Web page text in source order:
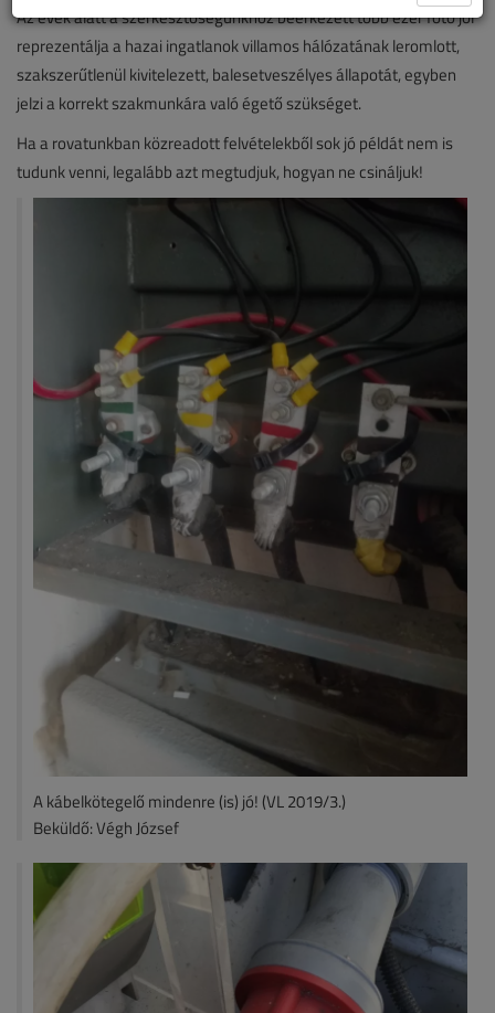
Az évek alatt a szerkesztőségünkhöz beérkezett több ezer fotó jól
reprezentálja a hazai ingatlanok villamos hálózatának leromlott,
szakszerűtlenül kivitelezett, balesetveszélyes állapotát, egyben
jelzi a korrekt szakmunkára való égető szükséget.
Ha a rovatunkban közreadott felvételekből sok jó példát nem is
tudunk venni, legalább azt megtudjuk, hogyan ne csináljuk!
A kábelkötegelő mindenre (is) jó! (VL 2019/3.)
Beküldő: Végh József